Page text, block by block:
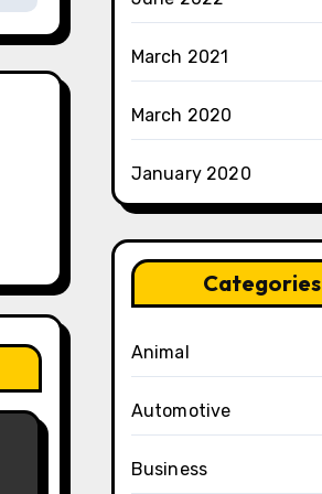
March 2021
March 2020
January 2020
Categories
Animal
Automotive
Business